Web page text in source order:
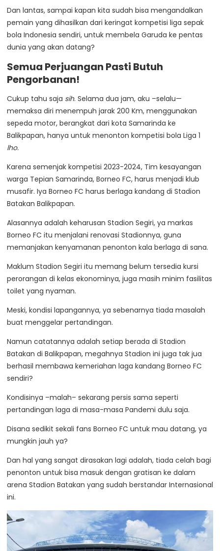
Dan lantas, sampai kapan kita sudah bisa mengandalkan
pemain yang dihasilkan dari keringat kompetisi liga sepak
bola Indonesia sendiri, untuk membela Garuda ke pentas
dunia yang akan datang?
Semua Perjuangan Pasti Butuh
Pengorbanan!
Cukup tahu saja sih. Selama dua jam, aku –selalu—
memaksa diri menempuh jarak 200 Km, menggunakan
sepeda motor, berangkat dari kota Samarinda ke
Balikpapan, hanya untuk menonton kompetisi bola Liga 1
lho.
Karena semenjak kompetisi 2023-2024, Tim kesayangan
warga Tepian Samarinda, Borneo FC, harus menjadi klub
musafir. Iya Borneo FC harus berlaga kandang di Stadion
Batakan Balikpapan.
Alasannya adalah keharusan Stadion Segiri, ya markas
Borneo FC itu menjalani renovasi Stadionnya, guna
memanjakan kenyamanan penonton kala berlaga di sana.
Maklum Stadion Segiri itu memang belum tersedia kursi
perorangan di kelas ekonominya, juga masih minim fasilitas
toilet yang nyaman.
Meski, kondisi lapangannya, ya sebenarnya tiada masalah
buat menggelar pertandingan.
Namun catatannya adalah setiap berada di Stadion
Batakan di Balikpapan, megahnya Stadion ini juga tak jua
berhasil membawa kemeriahan laga kandang Borneo FC
sendiri?
Kondisinya –malah– sekarang persis sama seperti
pertandingan laga di masa-masa Pandemi dulu saja.
Disana sedikit sekali fans Borneo FC untuk mau datang, ya
mungkin jauh ya?
Dan hal yang sangat dirasakan lagi adalah, tiada celah bagi
penonton untuk bisa masuk dengan gratisan ke dalam
arena Stadion Batakan yang sudah berstandar Internasional
ini.